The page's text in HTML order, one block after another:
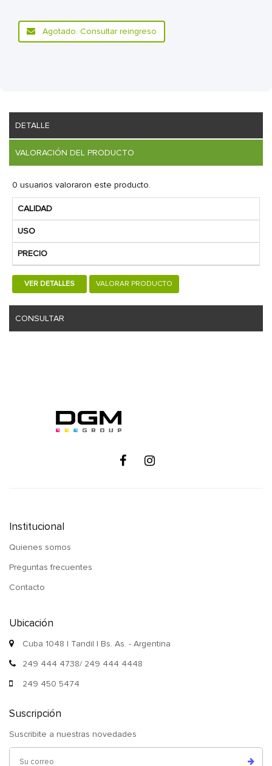
Agotado. Consultar reingreso
DETALLE
VALORACIÓN DEL PRODUCTO
0 usuarios valoraron este producto.
CALIDAD
USO
PRECIO
VER DETALLES VALORAR PRODUCTO
CONSULTAR
Institucional
Quienes somos
Preguntas frecuentes
Contacto
Ubicación
Cuba 1048 | Tandil | Bs. As. - Argentina
249 444 4738/ 249 444 4448
249 450 5474
Suscripción
Suscribite a nuestras novedades